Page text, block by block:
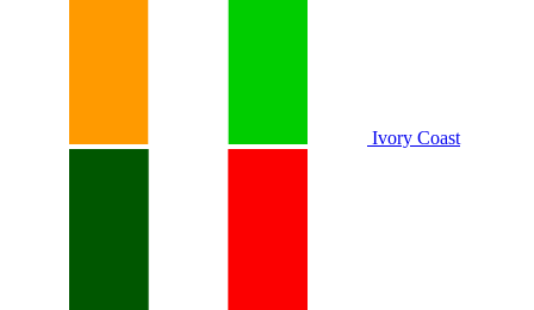
Ivory Coast